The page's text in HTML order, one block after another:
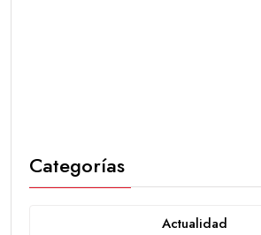
Categorías
Actualidad